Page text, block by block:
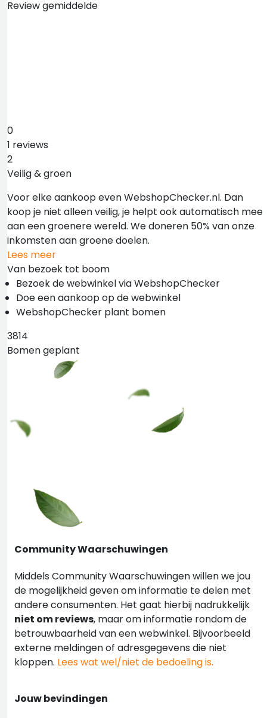
Review gemiddelde
0
1 reviews
2
Veilig & groen
Voor elke aankoop even WebshopChecker.nl. Dan
koop je niet alleen veilig, je helpt ook automatisch mee
aan een groenere wereld. We doneren 50% van onze
inkomsten aan groene doelen.
Lees meer
Van bezoek tot boom
Bezoek de webwinkel via WebshopChecker
Doe een aankoop op de webwinkel
WebshopChecker plant bomen
3814
Bomen geplant
Community Waarschuwingen
Middels Community Waarschuwingen willen we jou
de mogelijkheid geven om informatie te delen met
andere consumenten. Het gaat hierbij nadrukkelijk
niet om reviews, maar om informatie rondom de
betrouwbaarheid van een webwinkel. Bijvoorbeeld
externe meldingen of adresgegevens die niet
kloppen. Lees wat wel/niet de bedoeling is.
Jouw bevindingen